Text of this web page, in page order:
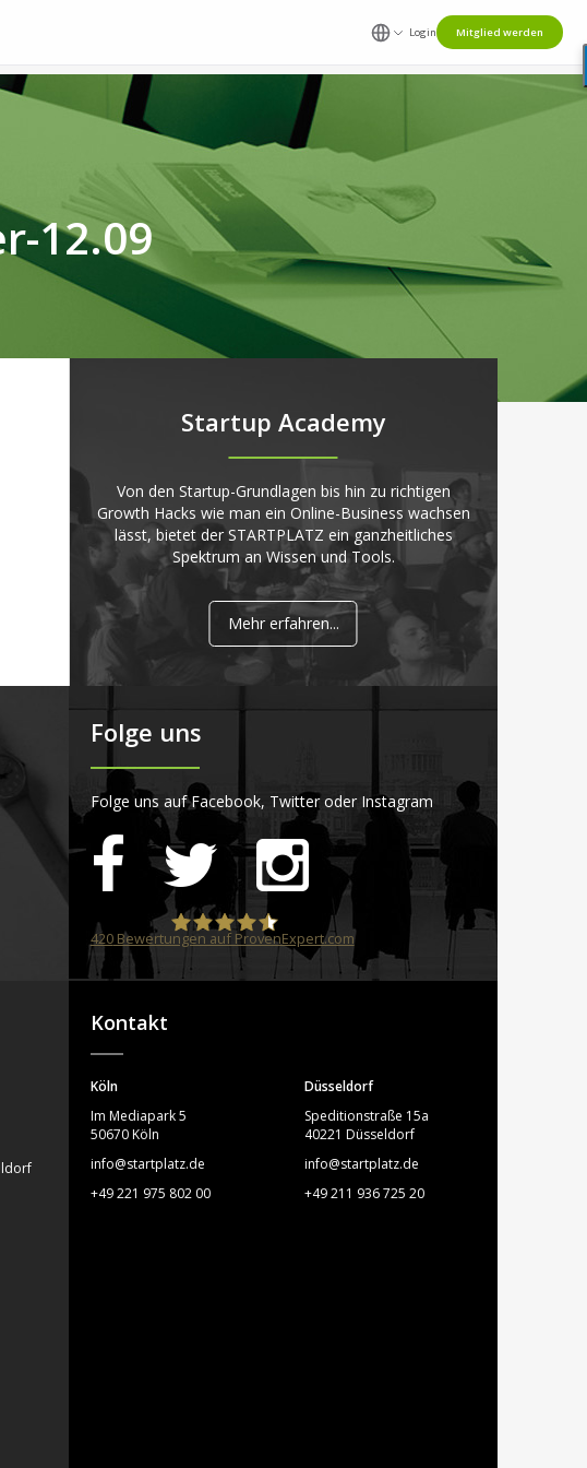
Login Mitglied werden
12.09
Startup Academy
Von den Startup-Grundlagen bis hin zu richtigen
Growth Hacks wie man ein Online-Business wachsen
lässt, bietet der STARTPLATZ ein ganzheitliches
Spektrum an Wissen und Tools.
Mehr erfahren...
Folge uns
Folge uns auf Facebook, Twitter oder Instagram
STARTPLATZ
420Bewertungen auf ProvenExpert.com
Kontakt
Köln
Im Mediapark 5
50670 Köln
info@startplatz.de
+49 221 975 802 00
Düsseldorf
Speditionstraße 15a
40221 Düsseldorf
info@startplatz.de
+49 211 936 725 20